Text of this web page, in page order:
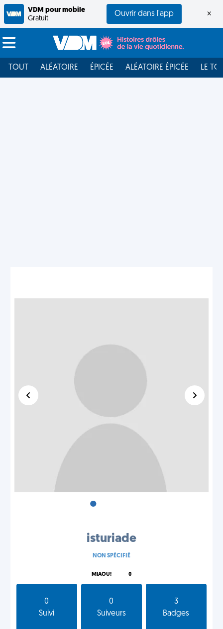
VDM pour mobile
Gratuit
Ouvrir dans l'app ×
TOUT ALÉATOIRE ÉPICÉE ALÉATOIRE ÉPICÉE LE
•
isturiade
NON SPÉCIFIÉ
MIAOU! 0
0
Suivi
0
Suiveurs
3
Badges